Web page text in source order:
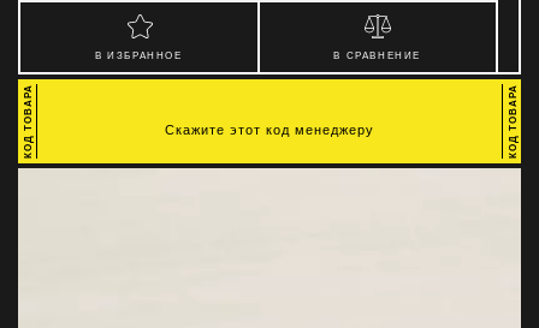
В ИЗБРАННОЕ В СРАВНЕНИЕ
Скажите этот код менеджеру